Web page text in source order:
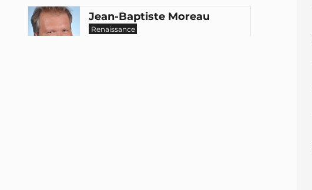
Jean-Baptiste Moreau
Renaissance